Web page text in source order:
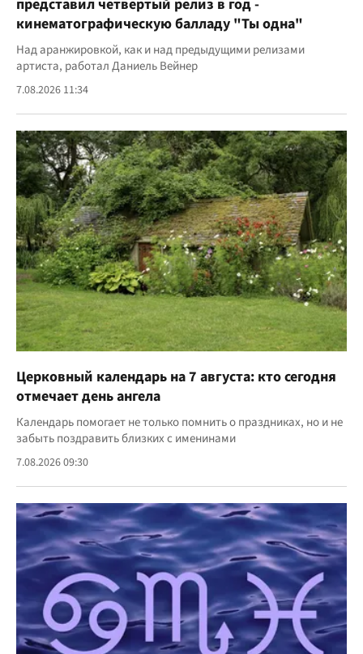
представил четвертый релиз в год -
кинематографическую балладу "Ты одна"
Над аранжировкой, как и над предыдущими релизами
артиста, работал Даниель Вейнер
7.08.2026 11:34
Церковный календарь на 7 августа: кто сегодня
отмечает день ангела
Календарь помогает не только помнить о праздниках, но и не
забыть поздравить близких с именинами
7.08.2026 09:30